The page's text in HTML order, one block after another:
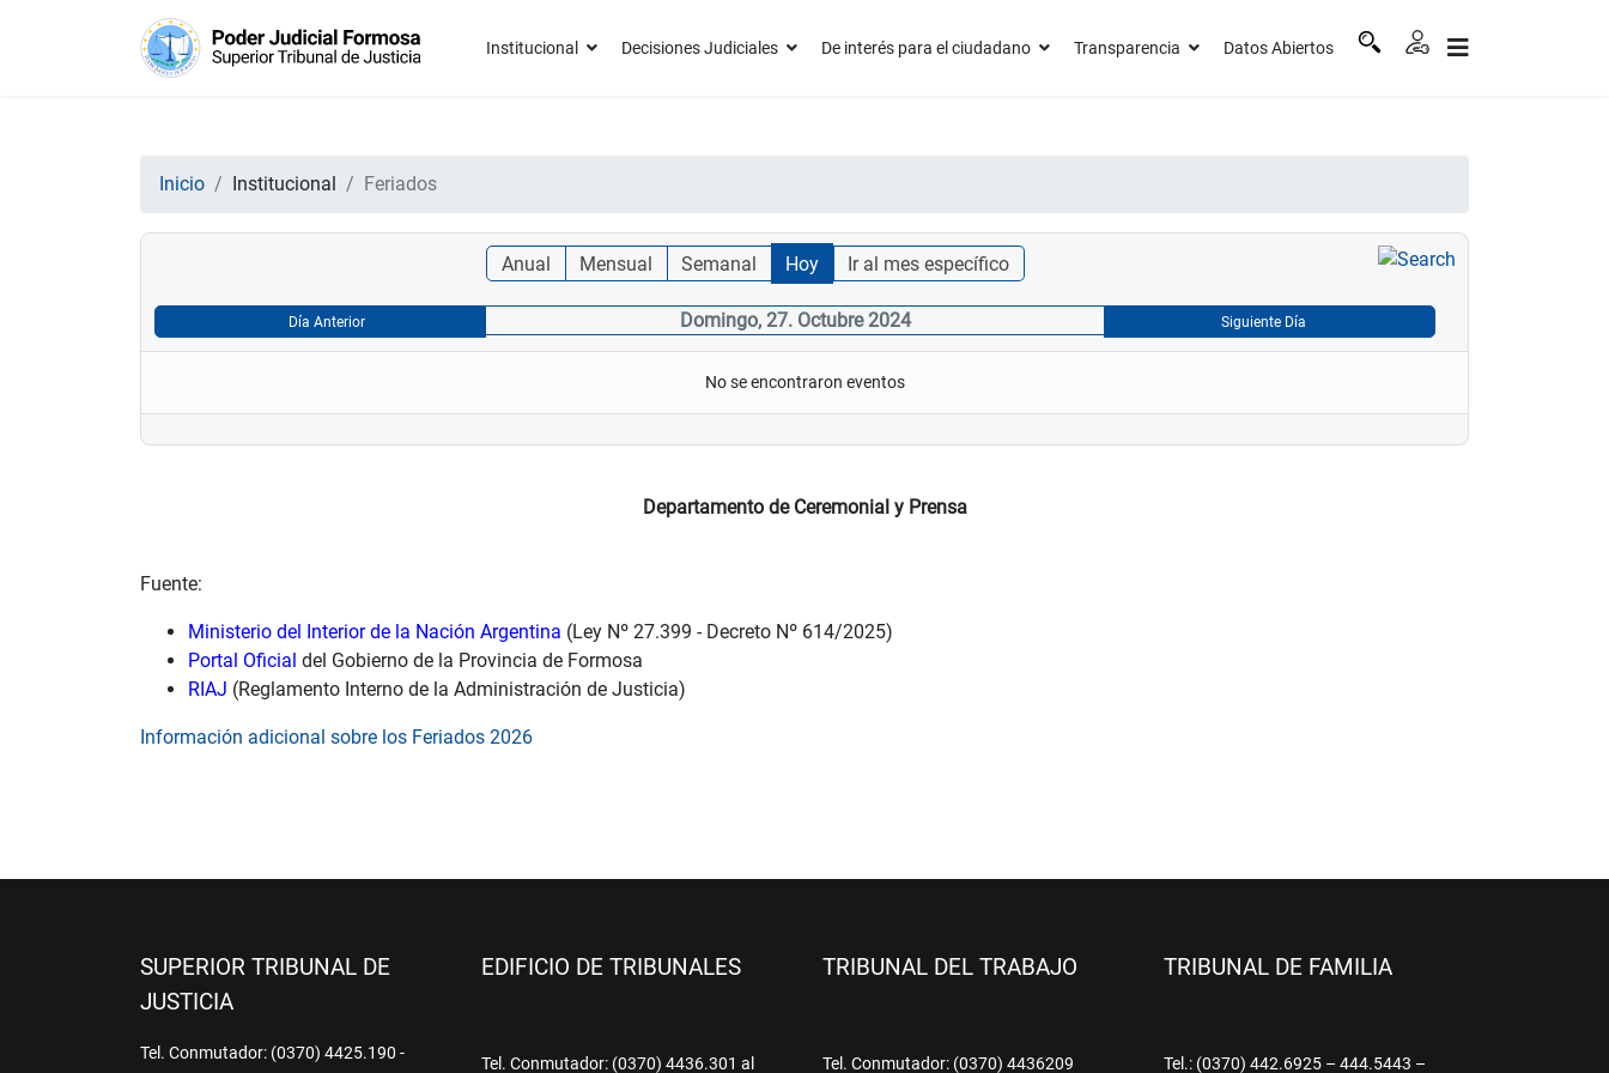
Institucional Decisiones Judiciales De interés para el ciudadano Transparencia Datos Abiertos
Inicio Institucional Feriados
Anual Mensual Semanal Hoy Ir al mes específico
Día Anterior Domingo, 27. Octubre 2024 Siguiente Día
No se encontraron eventos
Departamento de Ceremonial y Prensa
Fuente:
Ministerio del Interior de la Nación Argentina (Ley Nº 27.399 - Decreto Nº 614/2025)
Portal Oficial del Gobierno de la Provincia de Formosa
RIAJ (Reglamento Interno de la Administración de Justicia)
Información adicional sobre los Feriados 2026
SUPERIOR TRIBUNAL DE
JUSTICIA
Tel. Conmutador: (0370) 4425.190 -
EDIFICIO DE TRIBUNALES
Tel. Conmutador: (0370) 4436.301 al
TRIBUNAL DEL TRABAJO
Tel. Conmutador: (0370) 4436209
TRIBUNAL DE FAMILIA
Tel.: (0370) 442.6925 – 444.5443 –